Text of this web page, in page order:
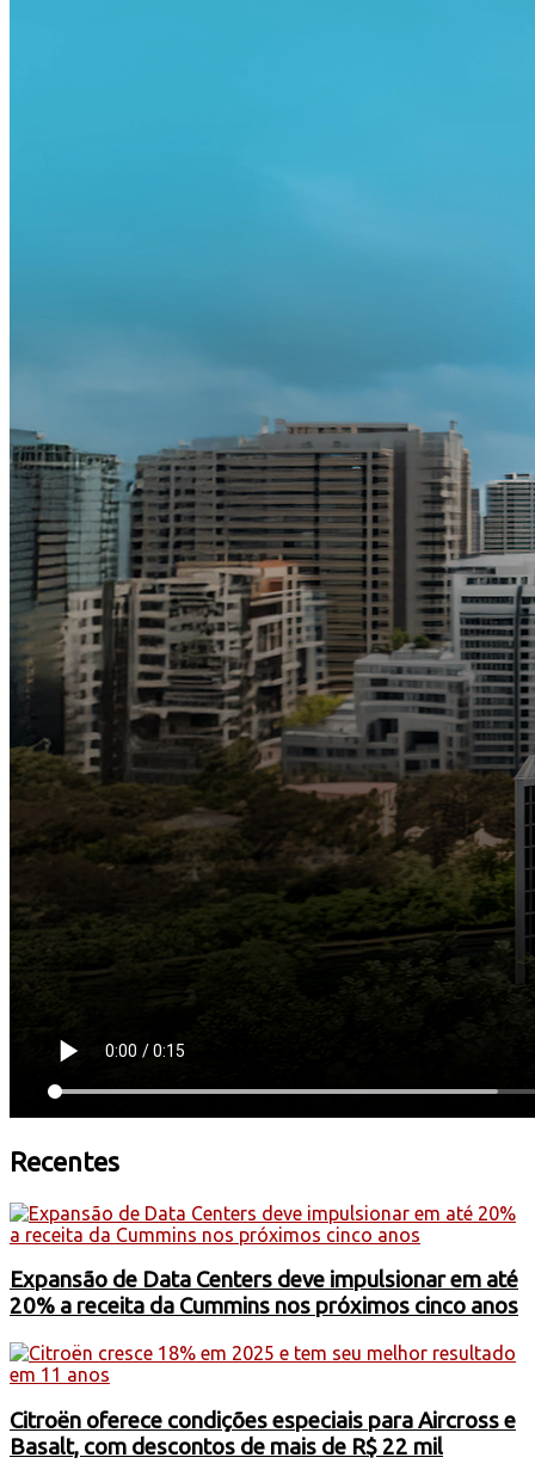
Recentes
Expansão de Data Centers deve impulsionar em até
20% a receita da Cummins nos próximos cinco anos
Citroën oferece condições especiais para Aircross e
Basalt, com descontos de mais de R$ 22 mil